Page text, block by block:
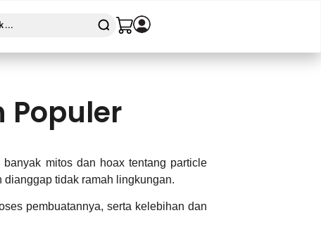
Populer
mitos dan hoax tentang particle
dianggap tidak ramah lingkungan.
pembuatannya, serta kelebihan dan